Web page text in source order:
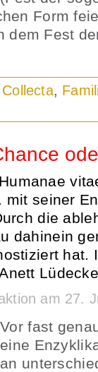
Form
dem Fest
Collecta,
mit seiner
die
dahinein
hat.
am 27.
Vor fast
eine
an